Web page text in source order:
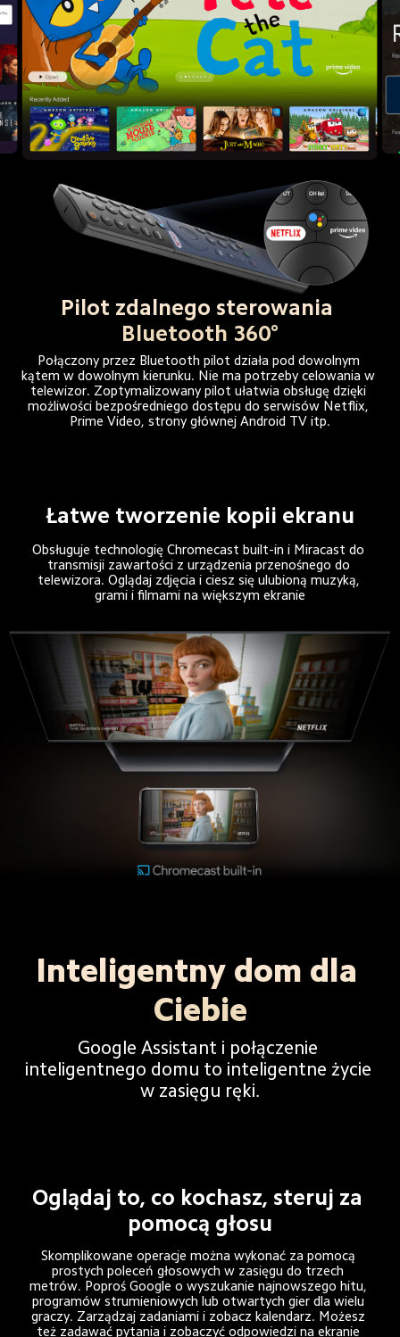
Pilot zdalnego sterowania
Bluetooth 360°
Połączony przez Bluetooth pilot działa pod dowolnym
kątem w dowolnym kierunku. Nie ma potrzeby celowania w
telewizor. Zoptymalizowany pilot ułatwia obsługę dzięki
możliwości bezpośredniego dostępu do serwisów Netflix,
Prime Video, strony głównej Android TV itp.
Łatwe tworzenie kopii ekranu
Obsługuje technologię Chromecast built-in i Miracast do
transmisji zawartości z urządzenia przenośnego do
telewizora. Oglądaj zdjęcia i ciesz się ulubioną muzyką,
grami i filmami na większym ekranie
Inteligentny dom dla
Ciebie
Google Assistant i połączenie
inteligentnego domu to inteligentne życie
w zasięgu ręki.
Oglądaj to, co kochasz, steruj za
pomocą głosu
Skomplikowane operacje można wykonać za pomocą
prostych poleceń głosowych w zasięgu do trzech
metrów. Poproś Google o wyszukanie najnowszego hitu,
programów strumieniowych lub otwartych gier dla wielu
graczy. Zarządzaj zadaniami i zobacz kalendarz. Możesz
też zadawać pytania i zobaczyć odpowiedzi na ekranie